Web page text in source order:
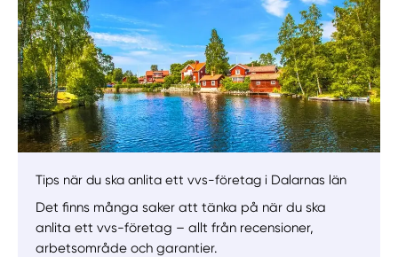
Tips när du ska anlita ett vvs-företag i Dalarnas län
Det finns många saker att tänka på när du ska
anlita ett vvs-företag – allt från recensioner,
arbetsområde och garantier.